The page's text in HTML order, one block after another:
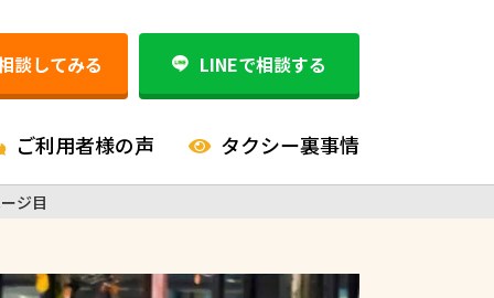
談してみる LINEで相談する
ご利用者様の声 タクシー裏事情
ジ目